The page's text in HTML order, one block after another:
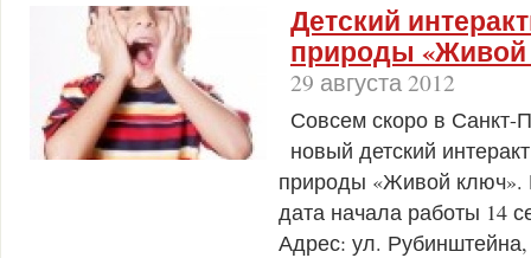
Детский
природы
29 августа 2012
Совсем скоро в Санкт-
новый детский
природы «Живой ключ».
дата начала работы 14
Адрес: ул.